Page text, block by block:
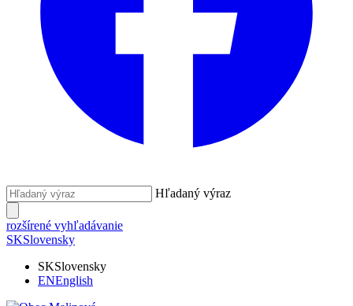
Hľadaný výraz
rozšírené vyhľadávanie
SKSlovensky
SKSlovensky
ENEnglish